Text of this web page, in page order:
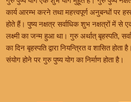
कार्य आरम्भ करने तथा महत्त्वपूर्ण अनुबन्धों पर
होते हैं। पुष्य नक्षत्र सर्वाधिक शुभ नक्षत्रों में से
लक्ष्मी का जन्म हुआ था। गुरु अर्थात् बृहस्पति,
का दिन बृहस्पति द्वारा नियन्त्रित व शासित
संयोग होने पर गुरु पुष्य योग का निर्माण होता है।